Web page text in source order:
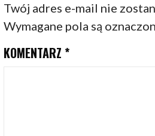
Twój adres e-mail nie
Wymagane pola są
KOMENTARZ *